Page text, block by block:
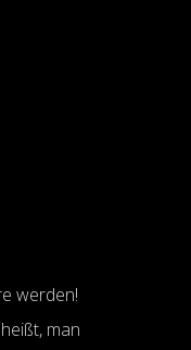
werden!
man